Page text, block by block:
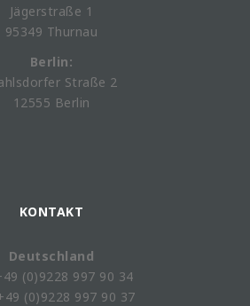
Jägerstraße 1
95349 Thurnau
Berlin:
Straße 2
12555 Berlin
KONTAKT
Deutschland
(0)9228 997 90 34
(0)9228 997 90 37